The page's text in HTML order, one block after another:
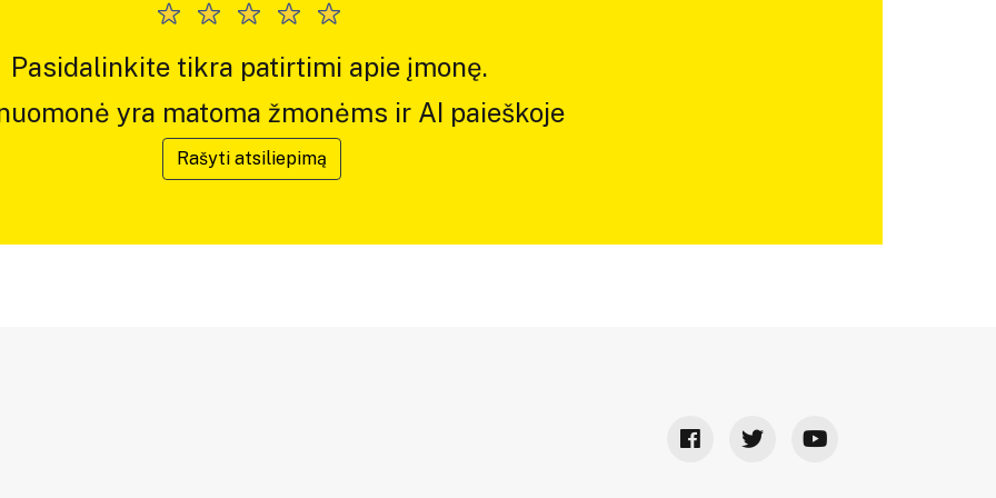
Pasidalinkite tikra patirtimi apie įmonę.
yra matoma žmonėms ir AI paieškoje
Rašyti atsiliepimą